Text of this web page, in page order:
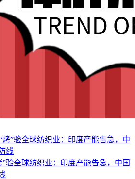
验全球纺织业：印度产能告急，中国